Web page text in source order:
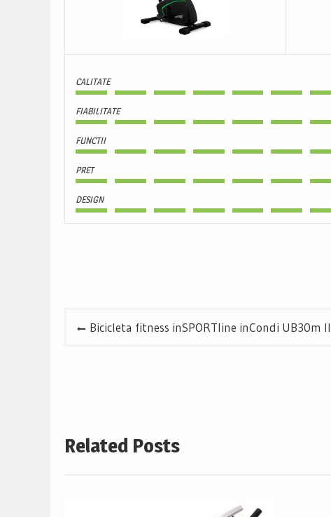
CALITATE
FIABILITATE
FUNCTII
PRET
DESIGN
Navigare
Bicicleta fitness inSPORTline inCondi UB30m
Related Posts